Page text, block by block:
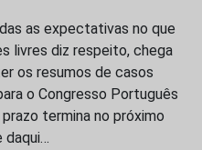
as expectativas no que
livres diz respeito, chega
os resumos de casos
o Congresso Português
termina no próximo
daqui…